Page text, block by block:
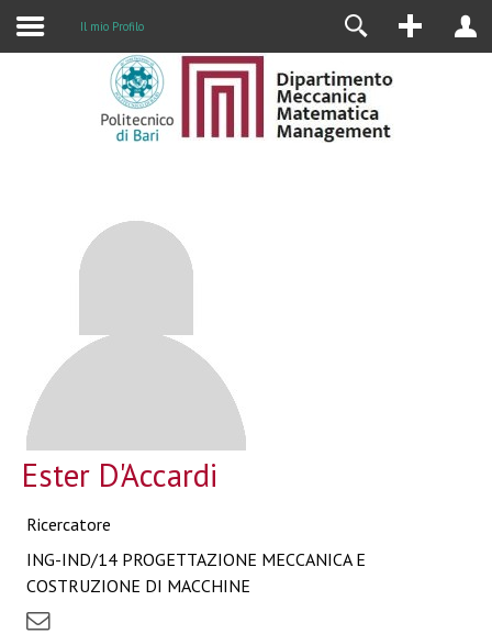
Il mio Profilo
Ester D'Accardi
Ricercatore
ING-IND/14 PROGETTAZIONE MECCANICA E
COSTRUZIONE DI MACCHINE